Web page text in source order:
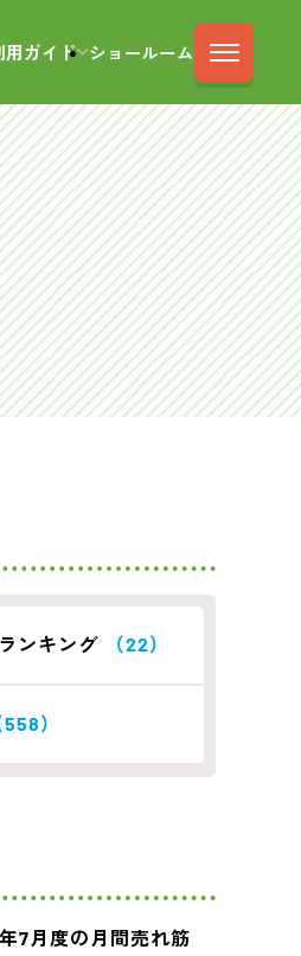
用ガイド ショールーム
ンキング （22）
558）
7月度の月間売れ筋